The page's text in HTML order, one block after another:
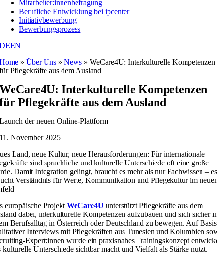
Mitarbeiter:innenbefragung
Berufliche Entwicklung bei ipcenter
Initiativbewerbung
Bewerbungsprozess
DEEN
Home »Über Uns »News »WeCare4U: Interkulturelle Kompetenzen
für Pflegekräfte aus dem Ausland
WeCare4U: Interkulturelle Kompetenzen
für Pflegekräfte aus dem Ausland
Launch der neuen Online-Plattform
11. November 2025
Land, neue Kultur, neue Herausforderungen: Für internationale
sind sprachliche und kulturelle Unterschiede oft eine große
Damit Integration gelingt, braucht es mehr als nur Fachwissen – es
Verständnis für Werte, Kommunikation und Pflegekultur im
europäische ProjektWeCare4U unterstützt Pflegekräfte aus dem
dabei, interkulturelle Kompetenzen aufzubauen und sich sicher
Berufsalltag in Österreich oder Deutschland zu bewegen. Auf Basis
Interviews mit Pflegekräften aus Tunesien und Kolumbien
Expert:innen wurde ein praxisnahes Trainingskonzept
kulturelle Unterschiede sichtbar macht und Vielfalt als Stärke nutzt.